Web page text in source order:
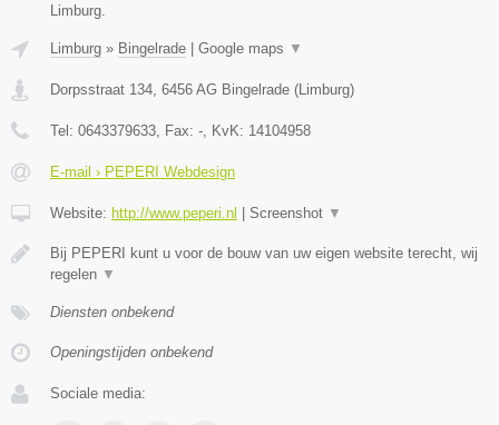
Limburg.
Limburg » Bingelrade Google maps ▼
Dorpsstraat 134, 6456 AG Bingelrade (Limburg)
Tel: 0643379633, Fax: -, KvK: 14104958
E-mail › PEPERI Webdesign
Website: http://www.peperi.nl Screenshot ▼
Bij PEPERI kunt u voor de bouw van uw eigen website terecht, wij
regelen ▼
Diensten onbekend
Openingstijden onbekend
Sociale media: